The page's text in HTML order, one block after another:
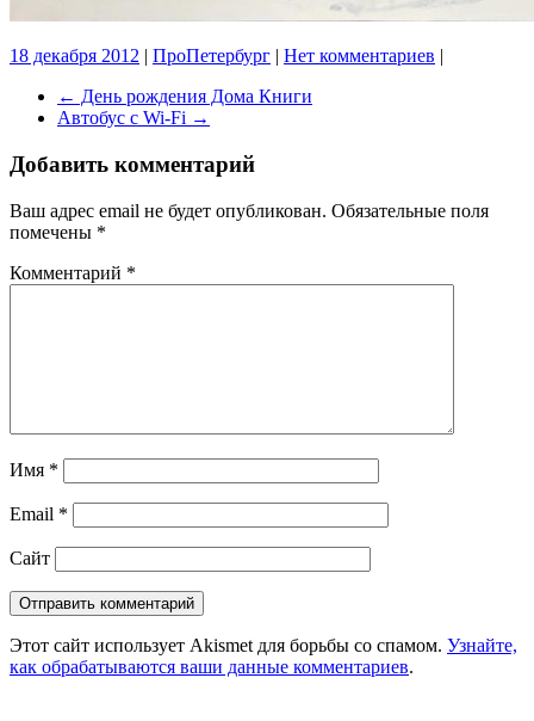
18 декабря 2012 | ПроПетербург | Нет комментариев |
← День рождения Дома Книги
Автобус с Wi-Fi →
Добавить комментарий
Ваш адрес email не будет опубликован. Обязательные поля
помечены *
Комментарий *
Имя *
Email *
Сайт
Этот сайт использует Akismet для борьбы со спамом. Узнайте,
как обрабатываются ваши данные комментариев.